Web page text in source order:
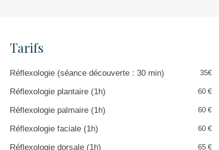
Tarifs
35€
Réflexologie (séance découverte : 30 min)
60 €
Réflexologie plantaire (1h)
60 €
Réflexologie palmaire (1h)
60 €
Réflexologie faciale (1h)
65 €
Réflexologie dorsale (1h)